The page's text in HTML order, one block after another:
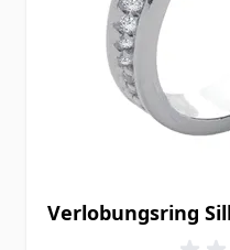
Verlobungsring